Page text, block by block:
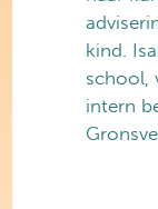
kind.
school,
intern